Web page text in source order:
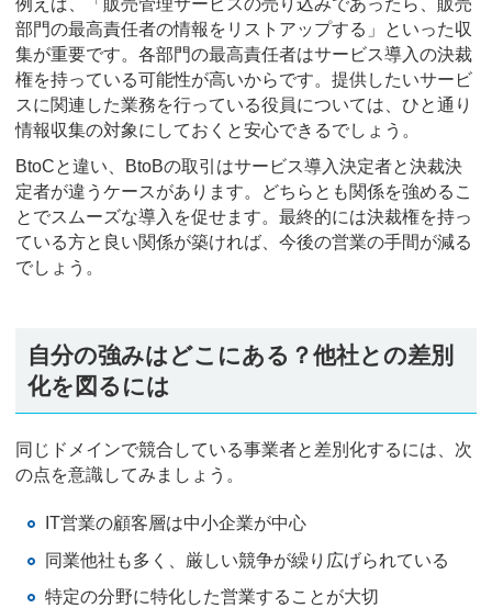
部門の最高責任者の情報をリストアップする」といった収
集が重要です。各部門の最高責任者はサービス導入の決裁
権を持っている可能性が高いからです。提供したいサービ
スに関連した業務を行っている役員については、ひと通り
情報収集の対象にしておくと安心できるでしょう。
BtoCと違い、BtoBの取引はサービス導入決定者と決裁決
定者が違うケースがあります。どちらとも関係を強めるこ
とでスムーズな導入を促せます。最終的には決裁権を持っ
ている方と良い関係が築ければ、今後の営業の手間が減る
でしょう。
自分の強みはどこにある？他社との差別
化を図るには
同じドメインで競合している事業者と差別化するには、次
の点を意識してみましょう。
IT営業の顧客層は中小企業が中心
同業他社も多く、厳しい競争が繰り広げられている
特定の分野に特化した営業することが大切